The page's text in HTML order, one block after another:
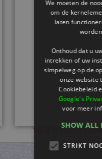
Wil je je scores
We moeten de
om de
laten
Onthoud dat u
intrekken of uw
simpelweg op de
onze website
Cookiebeleid
Google's
voor meer
SHOW ALL
STRIKT